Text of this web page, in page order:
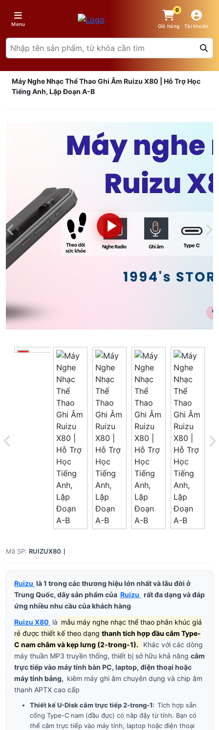
Menu
0
Giỏ hàng Tài khoản
Máy Nghe Nhạc Thể Thao Ghi Âm Ruizu X80 | Hỗ Trợ Học
Tiếng Anh, Lặp Đoạn A-B
Mã SP: RUIZUX80
Ruizu là1 trong các thương hiệu lớn nhất và lâu đời ở
Trung Quốc, dãy sản phẩm của Ruizu rất đa dạng và đáp
ứng nhiều nhu cầu của khách hàng
Ruizu X80 là mẫu máy nghe nhạc thể thao phân khúc giá
rẻ được thiết kế theo dạng thanh tích hợp đầu cắm Type-
C nam châm và kẹp lưng (2-trong-1).
Khác với các dòng
máy thuần MP3 truyền thống, thiết bị sở hữu khả năng cắm
trực tiếp vào máy tính bàn PC, laptop, điện thoại hoặc
máy tính bảng, kiêm máy ghi âm chuyên dụng và chip âm
thanh APTX cao cấp
Thiết kế U-Disk cắm trực tiếp 2-trong-1: Tích hợp sẵn
cổng Type-C nam (đầu đực) có nắp đậy từ tính. Bạn có
thể cắm trực tiếp vào máy tính, laptop hoặc điện thoại
Giá trên 1SP
Tổng giá